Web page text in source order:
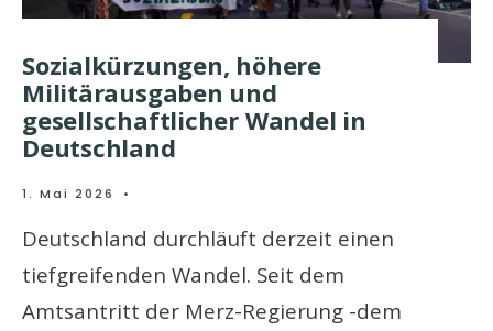
Sozialkürzungen, höhere
Militärausgaben und
gesellschaftlicher Wandel in
Deutschland
1. Mai 2026 •
Deutschland durchläuft derzeit einen
tiefgreifenden Wandel. Seit dem
Amtsantritt der Merz-Regierung -dem